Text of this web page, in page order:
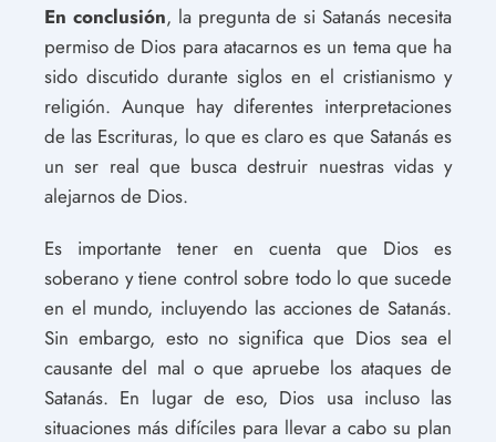
En conclusión, la pregunta de si Satanás necesita
permiso de Dios para atacarnos es un tema que ha
sido discutido durante siglos en el cristianismo y
religión. Aunque hay diferentes interpretaciones
de las Escrituras, lo que es claro es que Satanás es
un ser real que busca destruir nuestras vidas y
alejarnos de Dios.
Es importante tener en cuenta que Dios es
soberano y tiene control sobre todo lo que sucede
en el mundo, incluyendo las acciones de Satanás.
Sin embargo, esto no significa que Dios sea el
causante del mal o que apruebe los ataques de
Satanás. En lugar de eso, Dios usa incluso las
situaciones más difíciles para llevar a cabo su plan